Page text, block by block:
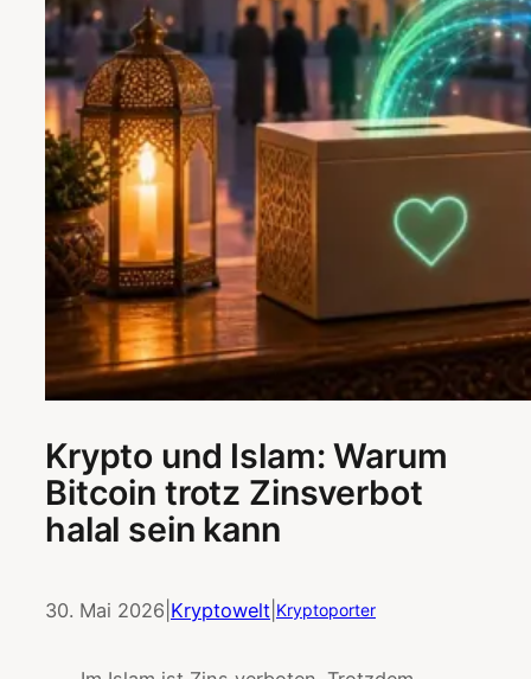
Krypto und Islam: Warum
Bitcoin trotz Zinsverbot
halal sein kann
30. Mai 2026 Kryptowelt Kryptoporter